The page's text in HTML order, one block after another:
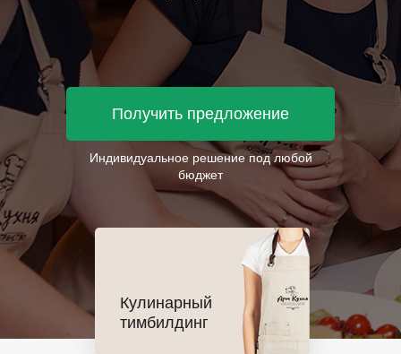
Получить предложение
Кулинарный
тимбилдинг
Индивидуальное решение под любой
бюджет